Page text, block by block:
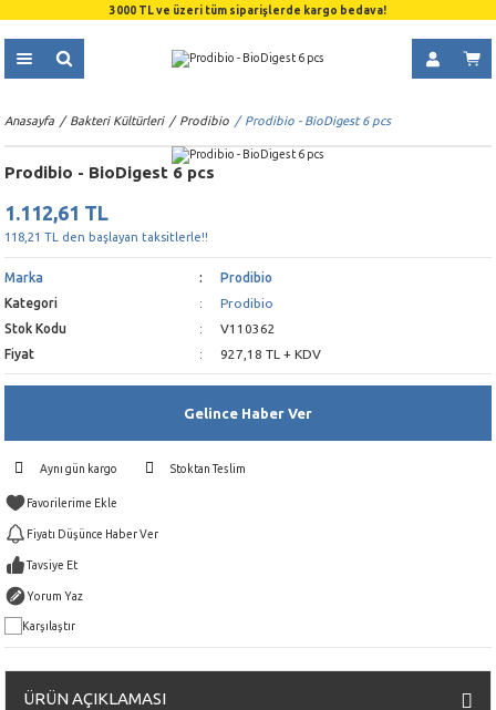
3000 TL ve üzeri tüm siparişlerde kargo bedava!
Anasayfa Bakteri Kültürleri Prodibio Prodibio - BioDigest 6 pcs
Prodibio - BioDigest 6 pcs
1.112,61 TL
118,21 TL den başlayan taksitlerle!!
Marka
Prodibio
Kategori
Prodibio
Stok Kodu
V110362
Fiyat
927,18 TL + KDV
Gelince Haber Ver
Aynı gün kargo Stoktan Teslim
Fiyatı Düşünce Haber Ver
Tavsiye Et
Yorum Yaz
Karşılaştır
ÜRÜN AÇIKLAMASI